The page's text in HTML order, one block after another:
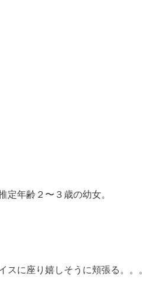
定年齢２〜３歳の幼女。
に座り嬉しそうに頬張る。。。